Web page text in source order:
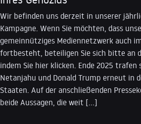
Wir befinden uns derzeit in unserer
Kampagne. Wenn Sie möchten, dass
gemeinnütziges Mediennetzwerk auch
fortbesteht, beteiligen Sie sich bitte an
indem Sie hier klicken. Ende 2025 trafen
Netanjahu und Donald Trump erneut in
Staaten. Auf der anschließenden
beide Aussagen, die weit […]